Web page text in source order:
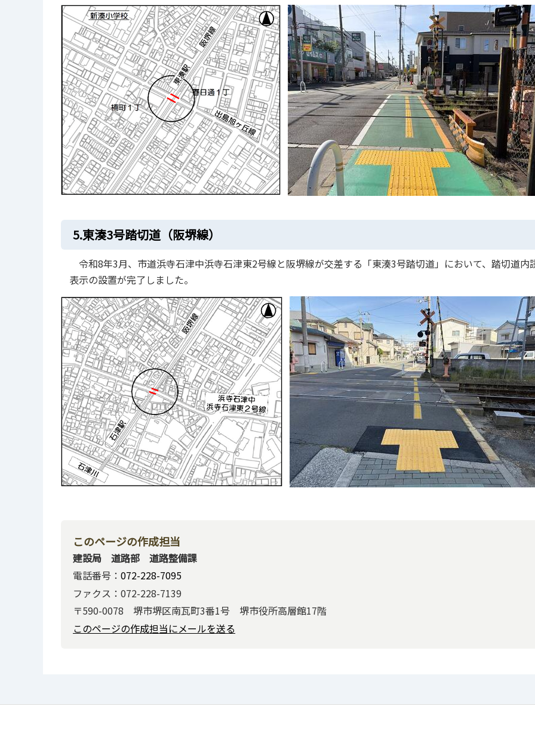
5.東湊3号踏切道（阪堺線）
令和8年3月、市道浜寺石津中浜寺石津東2号線と阪堺線が交差する「東湊3号踏切道」において、踏切道内
表示の設置が完了しました。
このページの作成担当
建設局 道路部 道路整備課
電話番号： 072-228-7095
ファクス：072-228-7139
〒590-0078 堺市堺区南瓦町3番1号 堺市役所高層館17階
このページの作成担当にメールを送る